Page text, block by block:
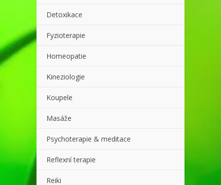
Detoxikace
Fyzioterapie
Homeopatie
Kineziologie
Koupele
Masáže
Psychoterapie & meditace
Reflexní terapie
Reiki